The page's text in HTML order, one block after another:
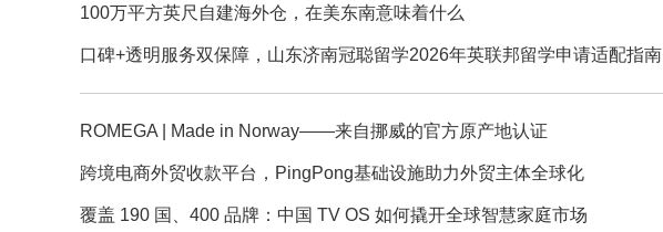
100万平方英尺自建海外仓，在美东南意味着什么
口碑+透明服务双保障，山东济南冠聪留学2026年英联邦留学申请适配指南
ROMEGA | Made in Norway——来自挪威的官方原产地认证
跨境电商外贸收款平台，PingPong基础设施助力外贸主体全球化
覆盖 190 国、400 品牌：中国 TV OS 如何撬开全球智慧家庭市场